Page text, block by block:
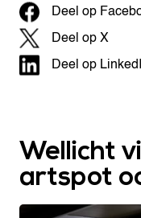
Deel op
Deel op X
Deel op
Wellicht
artspot